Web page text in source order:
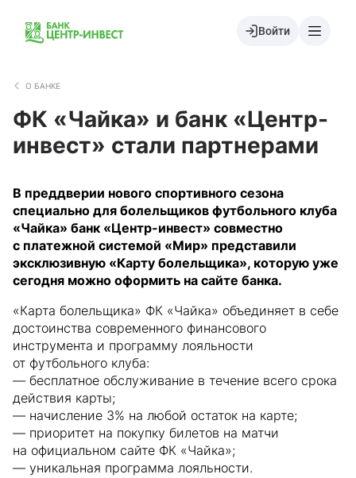
Войти
О БАНКЕ
ФК «Чайка» и банк «Центр-
инвест» стали партнерами
В преддверии нового спортивного сезона
специально для болельщиков футбольного клуба
«Чайка» банк «Центр-инвест» совместно
с платежной системой «Мир» представили
эксклюзивную «Карту болельщика», которую уже
сегодня можно оформить на сайте банка.
«Карта болельщика» ФК «Чайка» объединяет в себе
достоинства современного финансового
инструмента и программу лояльности
от футбольного клуба:
— бесплатное обслуживание в течение всего срока
действия карты;
— начисление 3% на любой остаток на карте;
— приоритет на покупку билетов на матчи
на официальном сайте ФК «Чайка»;
— уникальная программа лояльности.